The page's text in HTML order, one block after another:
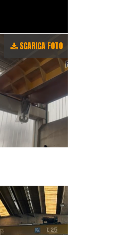
SCARICA FOTO